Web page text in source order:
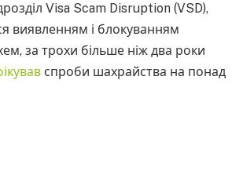
Visa Scam Disruption (VSD),
виявленням і блокуванням
за трохи більше ніж два роки
спроби шахрайства на понад